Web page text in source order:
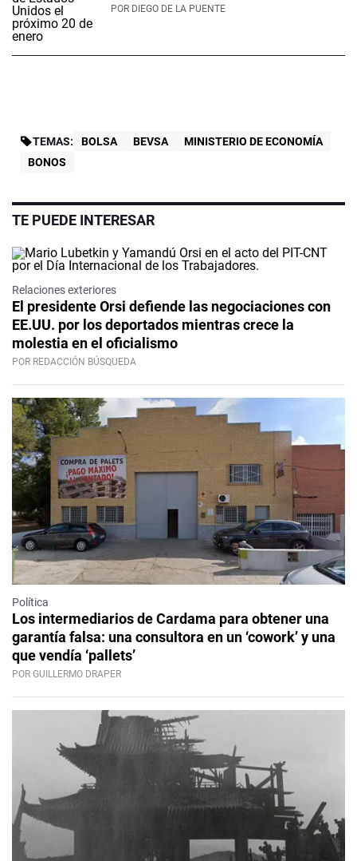
POR DIEGO DE LA PUENTE
TEMAS: BOLSA BEVSA
MINISTERIO DE ECONOMÍA
BONOS
TE PUEDE INTERESAR
Relaciones exteriores
El presidente Orsi defiende las negociaciones con
EE.UU. por los deportados mientras crece la
molestia en el oficialismo
POR REDACCIÓN BÚSQUEDA
Política
Los intermediarios de Cardama para obtener una
garantía falsa: una consultora en un ‘cowork’ y una
que vendía ‘pallets’
POR GUILLERMO DRAPER